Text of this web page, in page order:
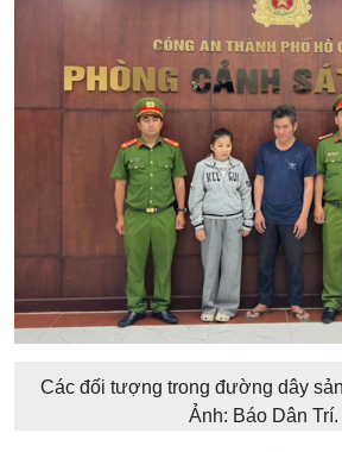
Các đối tượng trong đường dây
Ảnh: Báo Dân Trí.